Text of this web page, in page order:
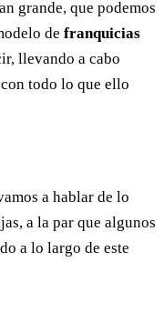
grande, que podemos
de franquicias
llevando a cabo
todo lo que ello
a hablar de lo
a la par que algunos
a lo largo de este